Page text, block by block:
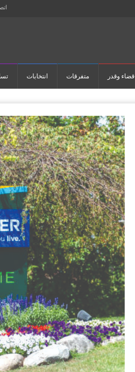
قضاء وقدر متفرقات انتخابات